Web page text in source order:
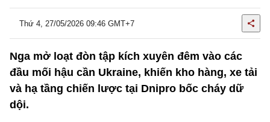
Thứ 4, 27/05/2026 09:46 GMT+7
Nga mở loạt đòn tập kích xuyên đêm vào các
đầu mối hậu cần Ukraine, khiến kho hàng, xe tải
và hạ tầng chiến lược tại Dnipro bốc cháy dữ
dội.